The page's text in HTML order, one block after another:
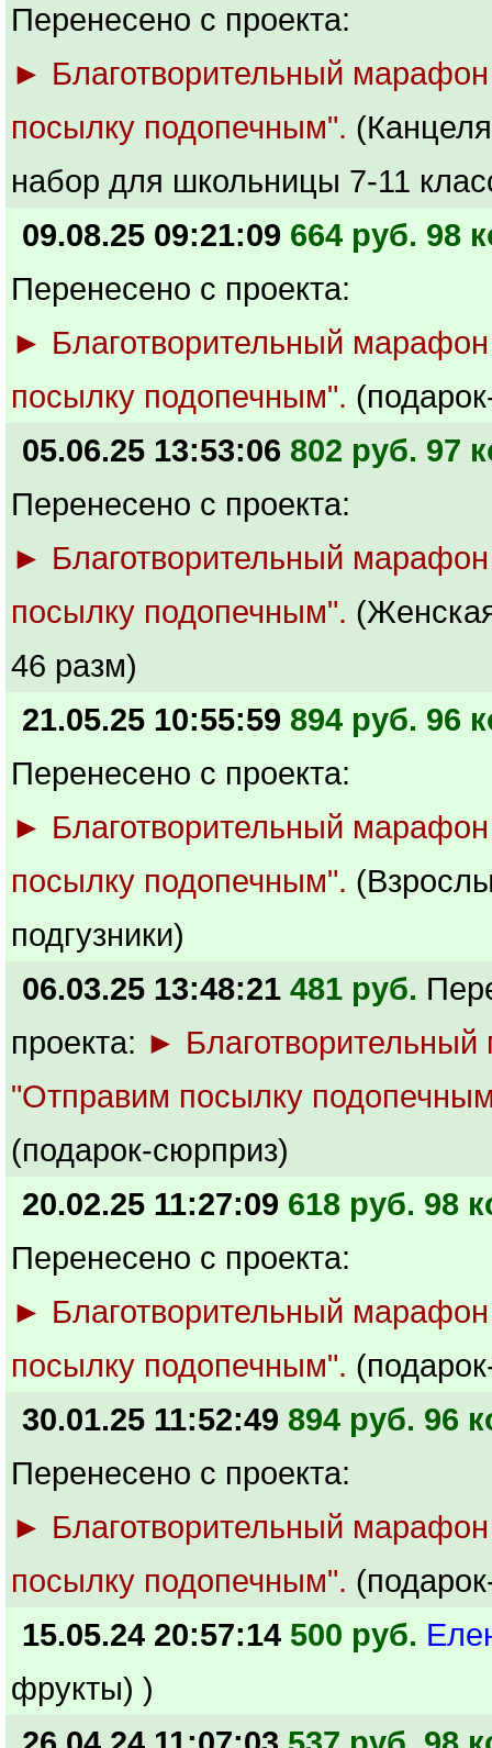
Перенесено с проекта:
► Благотворительный
посылку подопечным".
набор для школьницы 7-11
09.08.25 09:21:09 664 руб. 98
Перенесено с проекта:
► Благотворительный
посылку подопечным".
05.06.25 13:53:06 802 руб. 97
Перенесено с проекта:
► Благотворительный
посылку подопечным".
46 разм)
21.05.25 10:55:59 894 руб. 96
Перенесено с проекта:
► Благотворительный
посылку подопечным".
подгузники)
06.03.25 13:48:21 481 руб.
проекта: ►
"Отправим посылку
(подарок-сюрприз)
20.02.25 11:27:09 618 руб. 98
Перенесено с проекта:
► Благотворительный
посылку подопечным".
30.01.25 11:52:49 894 руб. 96
Перенесено с проекта:
► Благотворительный
посылку подопечным".
15.05.24 20:57:14 500 руб.
фрукты) )